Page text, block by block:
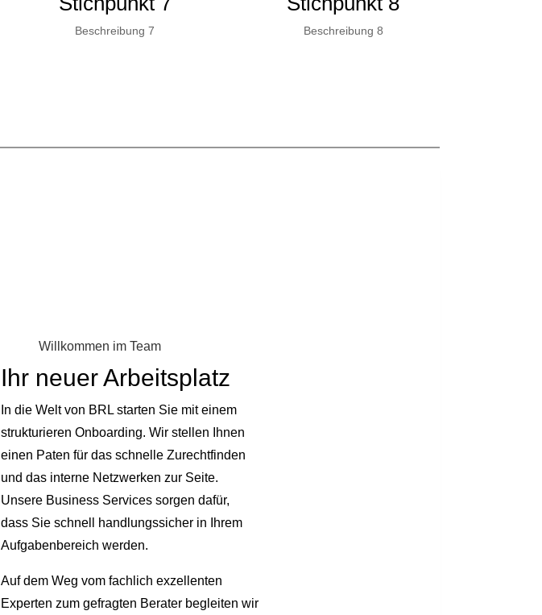
Beschreibung 7 Beschreibung 8
Willkommen im Team
Ihr neuer Arbeitsplatz
In die Welt von BRL starten Sie mit einem
strukturieren Onboarding. Wir stellen Ihnen
einen Paten für das schnelle Zurechtfinden
und das interne Netzwerken zur Seite.
Unsere Business Services sorgen dafür,
dass Sie schnell handlungssicher in Ihrem
Aufgabenbereich werden.
Auf dem Weg vom fachlich exzellenten
Experten zum gefragten Berater begleiten wir